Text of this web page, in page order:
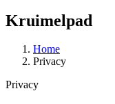
Kruimelpad
Home
Privacy
Privacy